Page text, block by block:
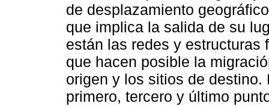
de desplazamiento
que implica la salida de su
están las redes y
que hacen posible la
origen y los sitios de
primero, tercero y último